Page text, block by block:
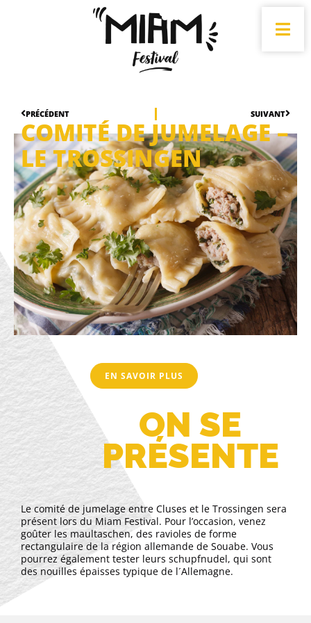
PRÉCÉDENT SUIVANT
COMITÉ DE JUMELAGE –
LE TROSSINGEN
ON SE
PRÉSENTE
EN SAVOIR PLUS
Le comité de jumelage entre Cluses et le Trossingen sera
présent lors du Miam Festival. Pour l’occasion, venez
goûter les maultaschen, des ravioles de forme
rectangulaire de la région allemande de Souabe. Vous
pourrez également tester leurs schupfnudel, qui sont
des nouilles épaisses typique de l´Allemagne.